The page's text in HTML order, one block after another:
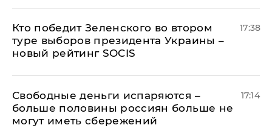
Кто победит Зеленского во втором
туре выборов президента Украины –
новый рейтинг SOCIS
17:38
Свободные деньги испаряются –
больше половины россиян больше не
могут иметь сбережений
17:14